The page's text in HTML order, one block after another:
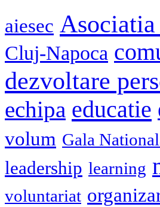
aiesec
Cluj-Napoca
dezvoltare
echipa educatie
volum Gala
leadership learning
voluntariat